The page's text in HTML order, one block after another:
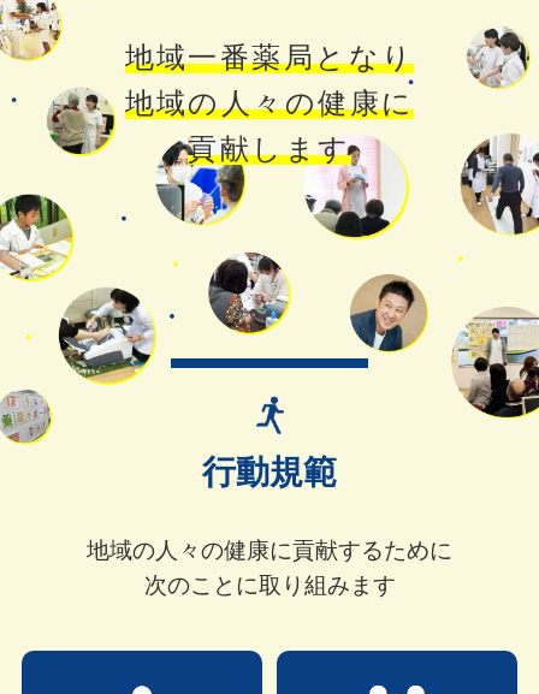
地域一番薬局となり
地域の人々の健康に
貢献します
行動規範
地域の人々の健康に貢献するために
次のことに取り組みます